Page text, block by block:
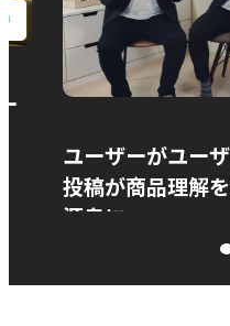
ユーザーがユー
投稿が商品理解
源泉に